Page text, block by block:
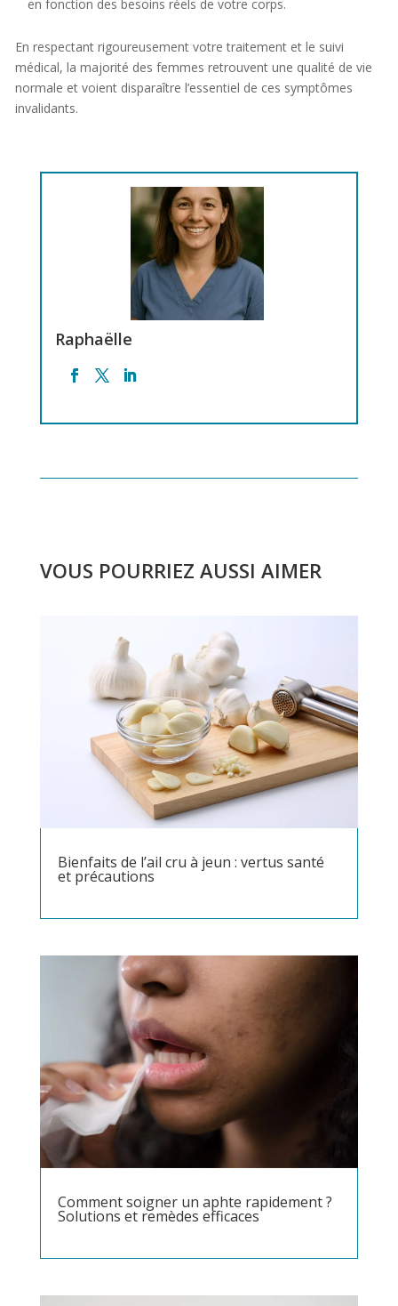
en fonction des besoins réels de votre corps.
En respectant rigoureusement votre traitement et le suivi
médical, la majorité des femmes retrouvent une qualité de vie
normale et voient disparaître l’essentiel de ces symptômes
invalidants.
Raphaëlle
VOUS POURRIEZ AUSSI AIMER
Bienfaits de l’ail cru à jeun : vertus santé
et précautions
Comment soigner un aphte rapidement ?
Solutions et remèdes efficaces